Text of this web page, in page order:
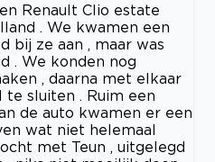
Renault Clio estate
. We kwamen een
bij ze aan , maar was
. We konden nog
, daarna met elkaar
sluiten . Ruim een
de auto kwamen er een
wat niet helemaal
met Teun , uitgelegd